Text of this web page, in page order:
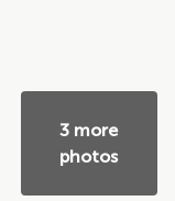
3 more
photos